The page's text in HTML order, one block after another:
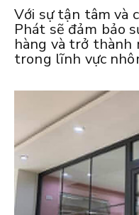
Với sự tận tâm và
Phát sẽ đảm bảo
hàng và trở thành
trong lĩnh vực